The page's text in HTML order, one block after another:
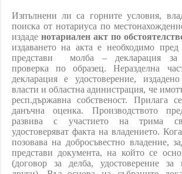
Изпълнени ли са горните условия,
поиска от нотариуса по
издаде нотариален акт по
издаването на акта е необходимо
представи
молба – декларация за
проверка по образец. Неразделна
декларация е удостоверение,
власти и областна адинистрация, че
респ.държавна собственост. Прилага
данъчна оценка. Производството
развива с участието на трима
удостоверяват факта на владението.
позовава на добросъвестно владение,
представи документа, на който се
(договор за делба, удостоверение за